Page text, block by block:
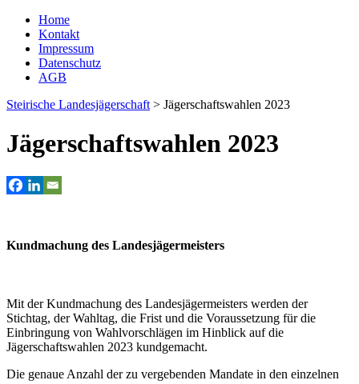
Home
Kontakt
Impressum
Datenschutz
AGB
Steirische Landesjägerschaft > Jägerschaftswahlen 2023
Jägerschaftswahlen 2023
Kundmachung des Landesjägermeisters
Mit der Kundmachung des Landesjägermeisters werden der
Stichtag, der Wahltag, die Frist und die Voraussetzung für die
Einbringung von Wahlvorschlägen im Hinblick auf die
Jägerschaftswahlen 2023 kundgemacht.
Die genaue Anzahl der zu vergebenden Mandate in den einzelnen